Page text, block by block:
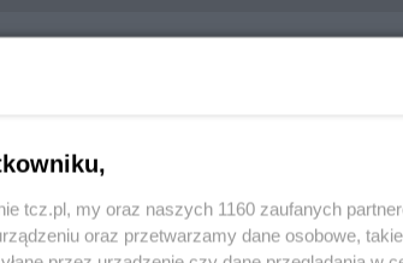
tcz.pl, my oraz naszych 1160 zaufanych
oraz przetwarzamy dane osobowe,